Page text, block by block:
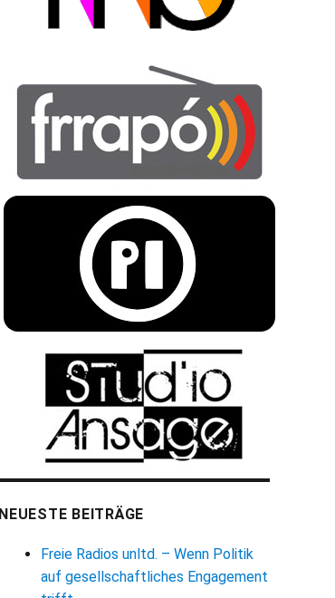
NEUESTE BEITRÄGE
Freie Radios unltd. – Wenn Politik
auf gesellschaftliches Engagement